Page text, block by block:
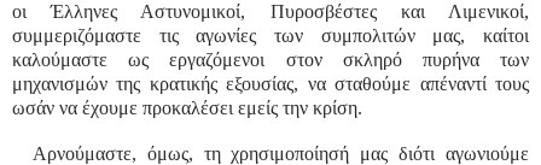
οι Έλληνες Αστυνομικοί, Πυροσβέστες και Λιμενικοί,
συμμεριζόμαστε τις αγωνίες των συμπολιτών μας, καίτοι
καλούμαστε ως εργαζόμενοι στον σκληρό πυρήνα των
μηχανισμών της κρατικής εξουσίας, να σταθούμε απέναντί τους
ωσάν να έχουμε προκαλέσει εμείς την κρίση.
Αρνούμαστε, όμως, τη χρησιμοποίησή μας διότι αγωνιούμε